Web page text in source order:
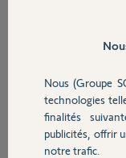
Sécurité
Domotique
j'ai créé en mettant
j'ai l'impression que
-lorsque j'essai de
404 (cf photo)
Nous (Groupe
technologies
finalités
publicités, offrir
notre trafic.